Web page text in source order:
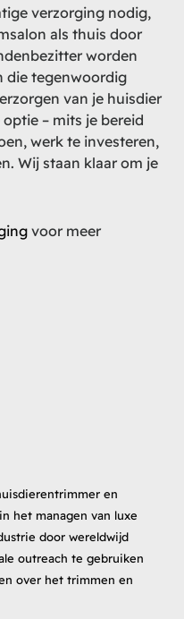
verzorging nodig,
als thuis door
worden
die tegenwoordig
van je huisdier
– mits je bereid
werk te investeren,
Wij staan klaar om je
voor meer
en
het managen van luxe
door wereldwijd
outreach te gebruiken
over het trimmen en